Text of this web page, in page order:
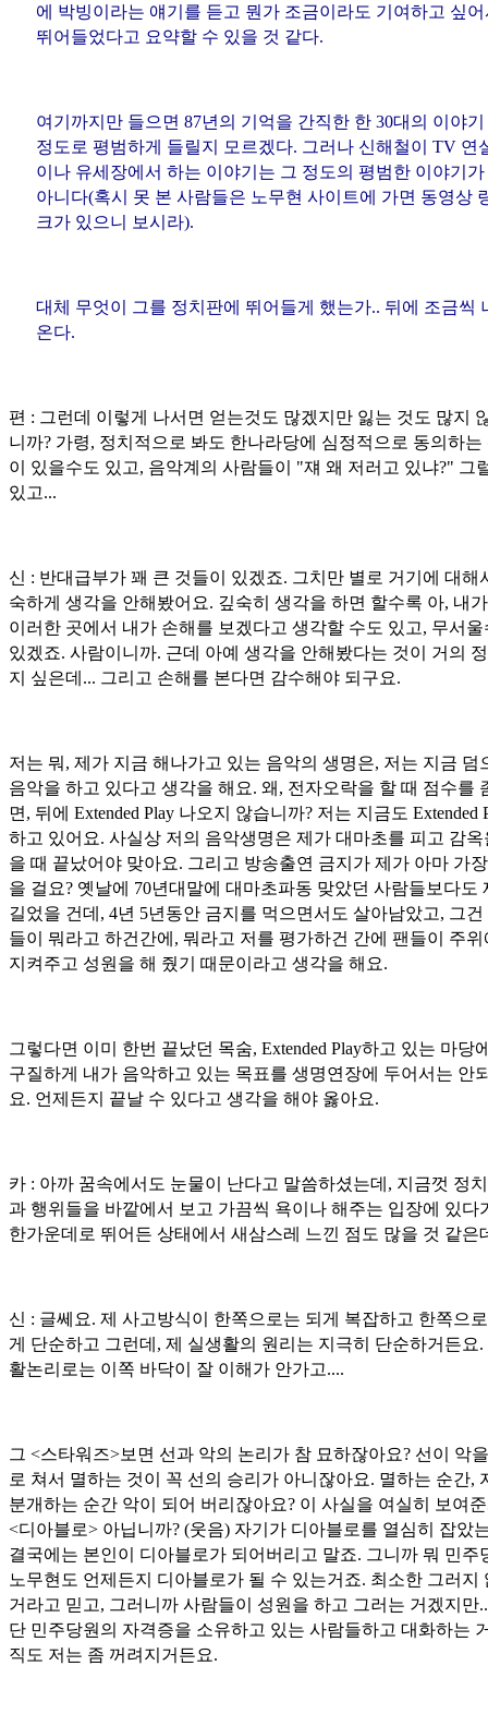
에 박빙이라는 얘기를 듣고 뭔가 조금이라도 기여하고 싶어
뛰어들었다고 요약할 수 있을 것 같다.
여기까지만 들으면 87년의 기억을 간직한 한 30대의 이야기
정도로 평범하게 들릴지 모르겠다. 그러나 신해철이 TV 연
이나 유세장에서 하는 이야기는 그 정도의 평범한 이야기가
아니다(혹시 못 본 사람들은 노무현 사이트에 가면 동영상
크가 있으니 보시라).
대체 무엇이 그를 정치판에 뛰어들게 했는가.. 뒤에 조금씩
온다.
편 : 그런데 이렇게 나서면 얻는것도 많겠지만 잃는 것도 많지
니까? 가령, 정치적으로 봐도 한나라당에 심정적으로 동의하는
이 있을수도 있고, 음악계의 사람들이 "쟤 왜 저러고 있냐?" 그
있고...
신 : 반대급부가 꽤 큰 것들이 있겠죠. 그치만 별로 거기에 대해
숙하게 생각을 안해봤어요. 깊숙히 생각을 하면 할수록 아, 내
이러한 곳에서 내가 손해를 보겠다고 생각할 수도 있고, 무서울
있겠죠. 사람이니까. 근데 아예 생각을 안해봤다는 것이 거의
지 싶은데... 그리고 손해를 본다면 감수해야 되구요.
저는 뭐, 제가 지금 해나가고 있는 음악의 생명은, 저는 지금 덤
음악을 하고 있다고 생각을 해요. 왜, 전자오락을 할 때 점수를
면, 뒤에 Extended Play 나오지 않습니까? 저는 지금도 Extended
하고 있어요. 사실상 저의 음악생명은 제가 대마초를 피고 감옥
을 때 끝났어야 맞아요. 그리고 방송출연 금지가 제가 아마 가
을 걸요? 옛날에 70년대말에 대마초파동 맞았던 사람들보다도
길었을 건데, 4년 5년동안 금지를 먹으면서도 살아남았고, 그건
들이 뭐라고 하건간에, 뭐라고 저를 평가하건 간에 팬들이 주위
지켜주고 성원을 해 줬기 때문이라고 생각을 해요.
그렇다면 이미 한번 끝났던 목숨, Extended Play하고 있는 마당
구질하게 내가 음악하고 있는 목표를 생명연장에 두어서는 안
요. 언제든지 끝날 수 있다고 생각을 해야 옳아요.
카 : 아까 꿈속에서도 눈물이 난다고 말씀하셨는데, 지금껏 정
과 행위들을 바깥에서 보고 가끔씩 욕이나 해주는 입장에 있다
한가운데로 뛰어든 상태에서 새삼스레 느낀 점도 많을 것 같은
신 : 글쎄요. 제 사고방식이 한쪽으로는 되게 복잡하고 한쪽으
게 단순하고 그런데, 제 실생활의 원리는 지극히 단순하거든요.
활논리로는 이쪽 바닥이 잘 이해가 안가고....
그 <스타워즈>보면 선과 악의 논리가 참 묘하잖아요? 선이 악
로 쳐서 멸하는 것이 꼭 선의 승리가 아니잖아요. 멸하는 순간,
분개하는 순간 악이 되어 버리잖아요? 이 사실을 여실히 보여
<디아블로> 아닙니까? (웃음) 자기가 디아블로를 열심히 잡았
결국에는 본인이 디아블로가 되어버리고 말죠. 그니까 뭐 민주
노무현도 언제든지 디아블로가 될 수 있는거죠. 최소한 그러지
거라고 믿고, 그러니까 사람들이 성원을 하고 그러는 거겠지만
단 민주당원의 자격증을 소유하고 있는 사람들하고 대화하는
직도 저는 좀 꺼려지거든요.